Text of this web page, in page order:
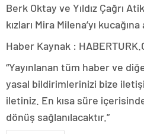
Berk Oktay ve Yıldız Çağrı
kızları Mira Milena’yı kucağına
Haber Kaynak :
“Yayınlanan tüm haber ve
yasal bildirimlerinizi bize
iletiniz. En kısa süre
dönüş sağlanılacaktır.”